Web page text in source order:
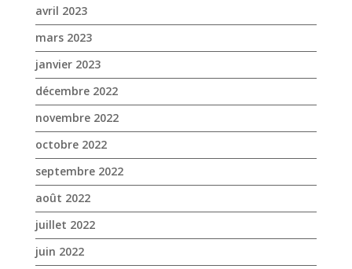
avril 2023
mars 2023
janvier 2023
décembre 2022
novembre 2022
octobre 2022
septembre 2022
août 2022
juillet 2022
juin 2022